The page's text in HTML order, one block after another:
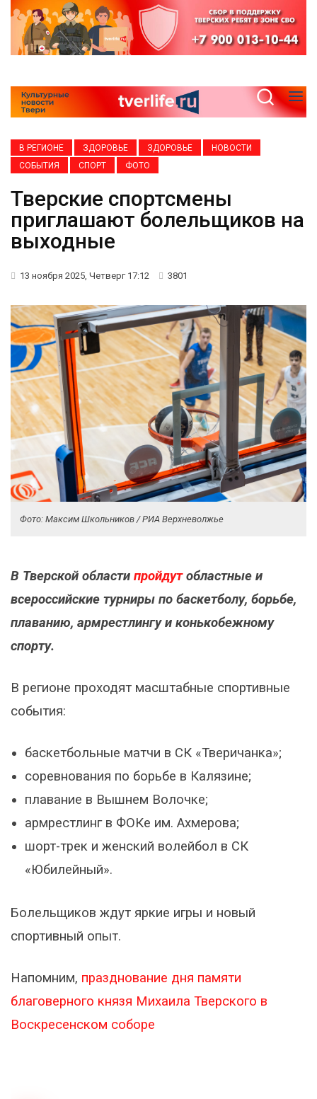
В РЕГИОНЕ ЗДОРОВЬЕ ЗДОРОВЬЕ
НОВОСТИ
СОБЫТИЯ
СПОРТ ФОТО
Тверские спортсмены
приглашают болельщиков на
выходные
13 ноября 2025, Четверг 17:12 3801
Фото: Максим Школьников / РИА Верхневолжье
В Тверской области пройдутобластные и
всероссийские турниры по баскетболу, борьбе,
плаванию, армрестлингу и конькобежному
спорту.
В регионе проходят масштабные спортивные
события:
баскетбольные матчи в СК «Тверичанка»;
соревнования по борьбе в Калязине;
плавание в Вышнем Волочке;
армрестлинг в ФОКе им. Ахмерова;
шорт-трек и женский волейбол в СК
«Юбилейный».
Болельщиков ждут яркие игры и новый
спортивный опыт.
Напомним, празднование дня памяти
благоверного князя Михаила Тверского в
Воскресенском соборе